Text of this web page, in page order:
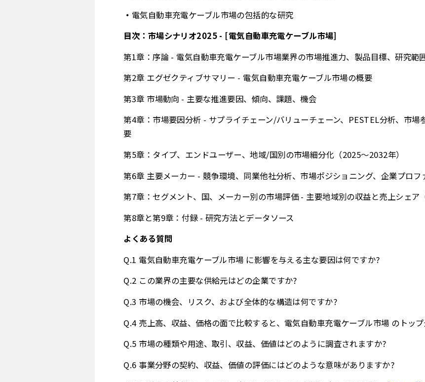
電気自動車充電ケーブル市場の包括的な研究
目次：市場シナリオ2025 - [電気自動車充電ケーブル市場]
第1章：序論 - 電気自動車充電ケーブル市場業界の市場推進力、製品目標、研究範
第2章 エグゼクティブサマリー - 電気自動車充電ケーブル市場の概要
第3章 市場動向 - 主要な推進要因、傾向、課題、機会
第4章：市場要因分析 - サプライチェーン/バリューチェーン、PESTEL分析、市場
要
第5章：タイプ、エンドユーザー、地域/国別の市場細分化（2025～2032年）
第6章 主要メーカー - 競争環境、同業他社分析、市場ポジショニング、企業プロフ
第7章：セグメント、国、メーカー別の市場評価 - 主要地域別の収益と売上シェア
第8章と第9章：付録 - 研究方法とデータソース
よくある質問
Q.1 電気自動車充電ケーブル市場 に影響を与える主な要因は何ですか?
Q.2 この業界の主要な供給元はどの企業ですか?
Q.3 市場の機会、リスク、および全体的な構造は何ですか?
Q.4 売上高、収益、価格の面で比較すると、電気自動車充電ケーブル市場 のトッ
Q.5 市場の種類や用途、取引、収益、価値はどのように調査されますか?
Q.6 事業分野の契約、収益、価値の評価にはどのような意味がありますか?